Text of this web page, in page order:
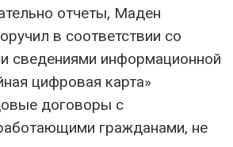
отчеты, Маден
в соответствии со
сведениями информационной
цифровая карта»
договоры с
гражданами, не